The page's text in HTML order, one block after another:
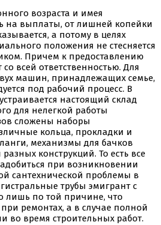
возраста и имея
на выплаты, от лишней копейки
а потому в целях
положения не стесняется
Причем к предоставлению
со всей ответственностью. Для
машин, принадлежащих семье,
под рабочий процесс. В
настоящий склад
для нелегкой работы
сложены наборы
кольца, прокладки и
механизмы для бачков
конструкций. То есть все
при возникновении
сантехнической проблемы в
трубы эмигрант с
лишь по той причине, что
ремонтах, а в случае полной
во время строительных работ.